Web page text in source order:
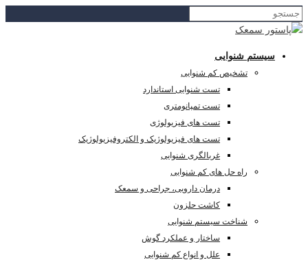
سیستم شنوایی
تشخیص کم شنوایی
تست شنوایی استاندارد
تست تمپانومتری
تست های فیزیولوژی
تست های فیزیولوژیک و الکتروفیزیولوژیک
غربالگری شنوایی
راه حل های کم شنوایی
درمان دارویی، جراحی و سمعک
کاشت حلزون
شناخت سیستم شنوایی
ساختار و عملکرد گوش
علل و انواع کم شنوایی